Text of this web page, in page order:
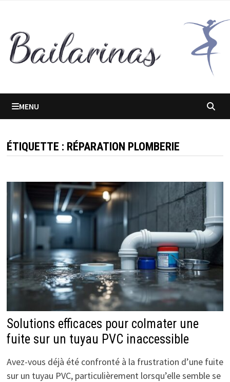
contenu
MENU
ÉTIQUETTE : RÉPARATION PLOMBERIE
Solutions efficaces pour colmater une
fuite sur un tuyau PVC inaccessible
Avez-vous déjà été confronté à la frustration d’une fuite
sur un tuyau PVC, particulièrement lorsqu’elle semble se